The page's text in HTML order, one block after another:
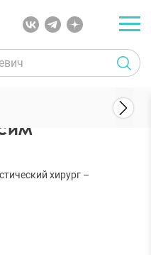
Нестеренко Максим
хирург –